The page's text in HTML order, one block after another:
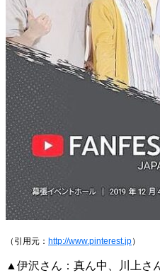
（引用元： http://www.pinterest.jp）
▲伊沢さん：真ん中、川上さ